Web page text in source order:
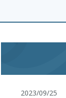
2023/09/25